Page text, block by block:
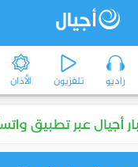
راديو تلفزيون الأذان